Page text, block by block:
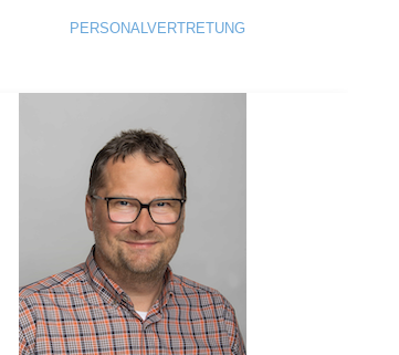
PERSONALVERTRETUNG